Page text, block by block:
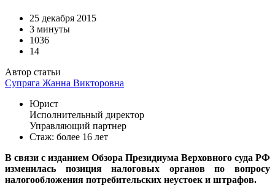
25 декабря 2015
3 минуты
1036
14
Автор статьи
Супряга Жанна Викторовна
Юрист
Исполнительный директор
Управляющий партнер
Стаж: более 16 лет
В связи с изданием Обзора Президиума Верховного суда РФ
изменилась позиция налоговых органов по вопросу
налогообложения потребительских неустоек и штрафов.